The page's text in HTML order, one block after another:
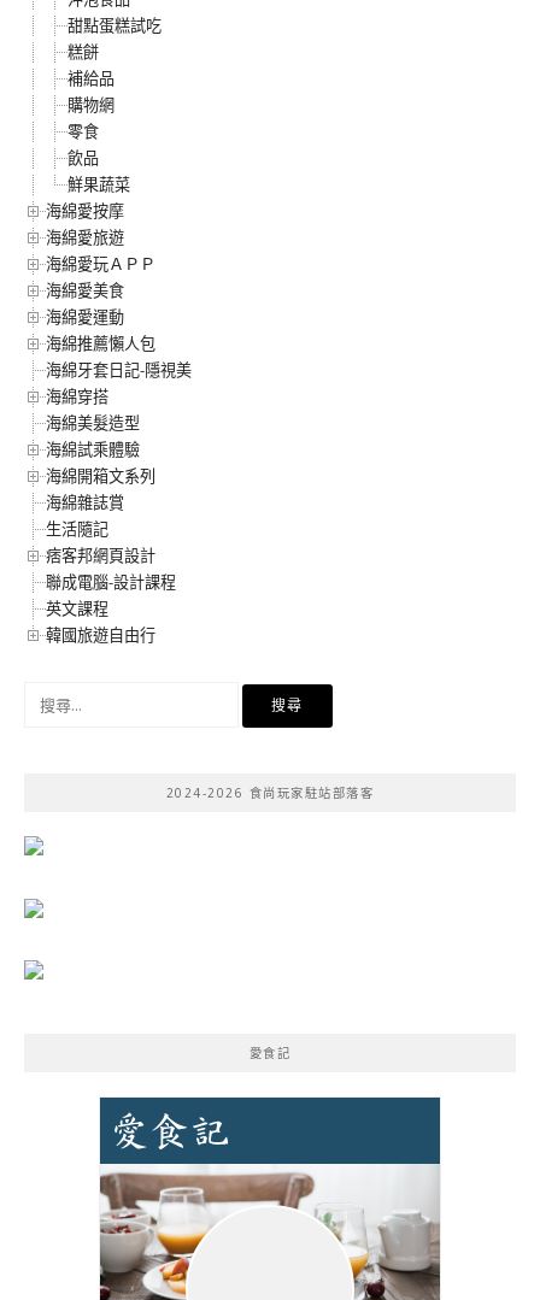
甜點蛋糕試吃
糕餅
補給品
購物網
零食
飲品
鮮果蔬菜
海綿愛按摩
海綿愛旅遊
海綿愛玩ＡＰＰ
海綿愛美食
海綿愛運動
海綿推薦懶人包
海綿牙套日記-隱視美
海綿穿搭
海綿美髮造型
海綿試乘體驗
海綿開箱文系列
海綿雜誌賞
生活隨記
痞客邦網頁設計
聯成電腦-設計課程
英文課程
韓國旅遊自由行
2024-2026 食尚玩家駐站部落客
愛食記